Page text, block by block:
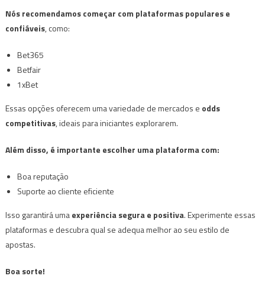
Nós recomendamos começar com plataformas populares e
confiáveis, como:
Bet365
Betfair
1xBet
Essas opções oferecem uma variedade de mercados e odds
competitivas, ideais para iniciantes explorarem.
Além disso, é importante escolher uma plataforma com:
Boa reputação
Suporte ao cliente eficiente
Isso garantirá umaexperiência segura e positiva. Experimente essas
plataformas e descubra qual se adequa melhor ao seu estilo de
apostas.
Boa sorte!